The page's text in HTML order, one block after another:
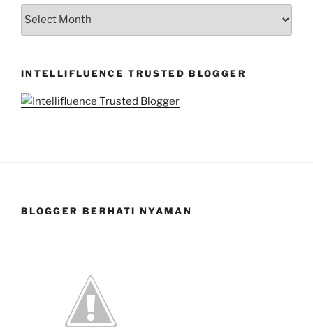
LOOK
INTELLIFLUENCE TRUSTED BLOGGER
BLOGGER BERHATI NYAMAN